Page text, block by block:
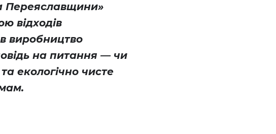
Переяславщини»
відходів
виробництво
на питання — чи
екологічно чисте